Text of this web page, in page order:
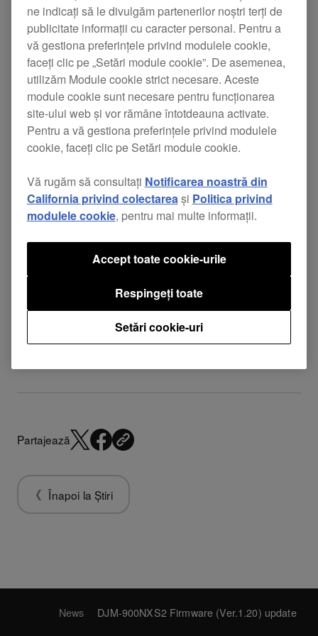
New
KUVO real-time information distribution
is available when tracks are played on
rekordbox dj (Ver.4.2.1.).
Fixed
Clicking noise occurred when using
FILTER of SOUND COLOR FX.
Pop noise occurred when launched
from DIGITAL MASTER OUT.
Response of SOUND COLOR FX
buttons and faders
Partajează
Înapoi la Știri
News DJM-900NXS2 Firmware (Ver.1.20) update
ne indicați să le divulgăm partenerilor noștri terți de
publicitate informații cu caracter personal. Pentru a
vă gestiona preferințele privind modulele cookie,
faceți clic pe „Setări module cookie”. De asemenea,
utilizăm Module cookie strict necesare. Aceste
module cookie sunt necesare pentru funcționarea
site-ului web și vor rămâne întotdeauna activate.
Pentru a vă gestiona preferințele privind modulele
cookie, faceți clic pe Setări module cookie.
Vă rugăm să consultați Notificarea noastră din
California privind colectareași Politica privind
modulele cookie, pentru mai multe informații.
Setări cookie-uri
Respingeți toate
Accept toate cookie-urile